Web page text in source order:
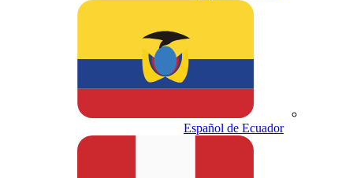
Español de Ecuador